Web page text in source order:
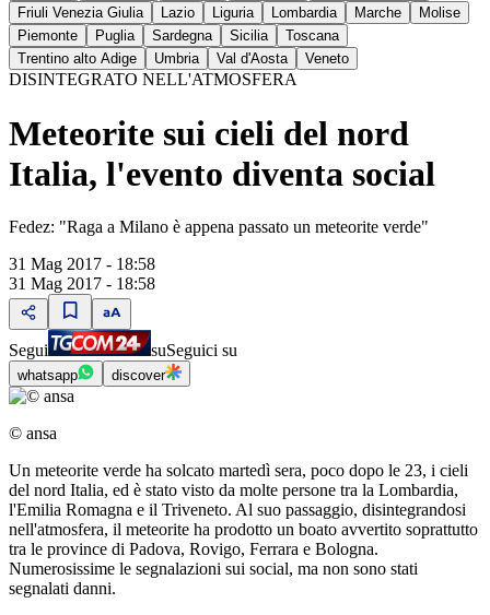
Friuli Venezia Giulia
Lazio Liguria Lombardia Marche
Molise
Piemonte
Puglia Sardegna Sicilia
Toscana
Trentino alto Adige
Umbria Val d'Aosta Veneto
DISINTEGRATO NELL'ATMOSFERA
Meteorite sui cieli del nord
Italia, l'evento diventa social
Fedez: "Raga a Milano è appena passato un meteorite verde"
31 Mag 2017 - 18:58
31 Mag 2017 - 18:58
Segui suSeguici su
whatsapp discover
© ansa
Un meteorite verde ha solcato martedì sera, poco dopo le 23, i cieli
del nord Italia, ed è stato visto da molte persone tra la Lombardia,
l'Emilia Romagna e il Triveneto. Al suo passaggio, disintegrandosi
nell'atmosfera, il meteorite ha prodotto un boato avvertito soprattutto
tra le province di Padova, Rovigo, Ferrara e Bologna.
Numerosissime le segnalazioni sui social, ma non sono stati
segnalati danni.